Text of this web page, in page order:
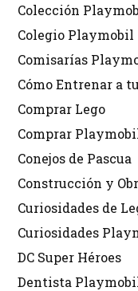
Colección
Colegio Playmobil
Comisarías
Cómo Entrenar a
Comprar Lego
Comprar
Conejos de Pascua
Construcción y
Curiosidades de
Curiosidades
DC Super Héroes
Dentista